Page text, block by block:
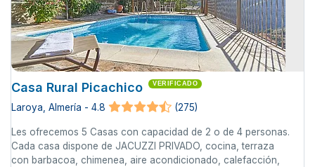
Casa Rural Picachico VERIFICADO
Laroya, Almería - 4.8 (275)
Les ofrecemos 5 Casas con capacidad de 2 o de 4 personas.
Cada casa dispone de JACUZZI PRIVADO, cocina, terraza
con barbacoa, chimenea, aire acondicionado, calefacción,